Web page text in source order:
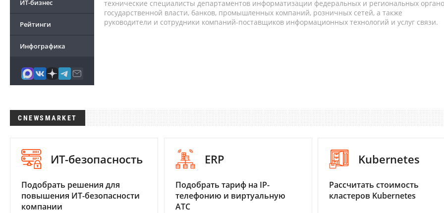
ИТ-бизнес
Рейтинги
Инфографика
технические специалисты департаментов информатизации федеральных и региональных
государственной власти, банков, промышленных компаний, розничных сетей, а также
руководители и сотрудники компаний-поставщиков информационных технологий и услуг связи.
CNEWSMARKET
ИТ-безопасность
Подобрать решения для
повышения ИТ-безопасности
компании
ERP
Подобрать тариф на IP-
телефонию и виртуальную
АТС
Kubernetes
Рассчитать стоимость
кластеров Kubernetes